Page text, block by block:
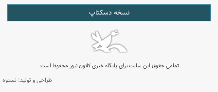
نسخه دسکتاپ
تمامی حقوق این سایت برای پایگاه خبری کانون نیوز محفوظ است.
طراحی و تولید: نستوه